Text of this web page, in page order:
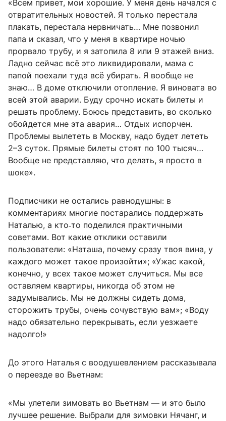
«Всем привет, мои хорошие. У меня день начался с
отвратительных новостей. Я только перестала
плакать, перестала нервничать… Мне позвонил
папа и сказал, что у меня в квартире ночью
прорвало трубу, и я затопила 8 или 9 этажей вниз.
Ладно сейчас всё это ликвидировали, мама с
папой поехали туда всё убирать. Я вообще не
знаю… В доме отключили отопление. Я виновата во
всей этой аварии. Буду срочно искать билеты и
решать проблему. Боюсь представить, во сколько
обойдется мне эта авария… Отдых испорчен.
Проблемы вылететь в Москву, надо будет лететь
2–3 суток. Прямые билеты стоят по 100 тысяч…
Вообще не представляю, что делать, я просто в
шоке».
Подписчики не остались равнодушны: в
комментариях многие постарались поддержать
Наталью, а кто‑то поделился практичными
советами. Вот какие отклики оставили
пользователи: «Наташа, почему сразу твоя вина, у
каждого может такое произойти»; «Ужас какой,
конечно, у всех такое может случиться. Мы все
оставляем квартиры, никогда об этом не
задумывались. Мы не должны сидеть дома,
сторожить трубы, очень сочувствую вам»; «Воду
надо обязательно перекрывать, если уезжаете
надолго!»
До этого Наталья с воодушевлением рассказывала
о переезде во Вьетнам:
«Мы улетели зимовать во Вьетнам — и это было
лучшее решение. Выбрали для зимовки Нячанг, и